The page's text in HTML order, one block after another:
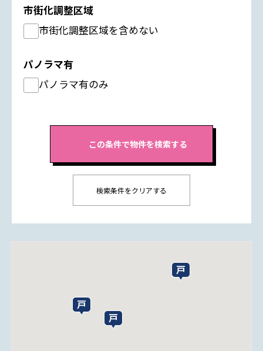
市街化調整区域
市街化調整区域を含めない
パノラマ有
パノラマ有のみ
検索条件をクリアする